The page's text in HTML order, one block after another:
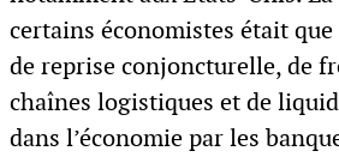
certains économistes était
de reprise conjoncturelle, de
chaînes logistiques et de
dans l’économie par les